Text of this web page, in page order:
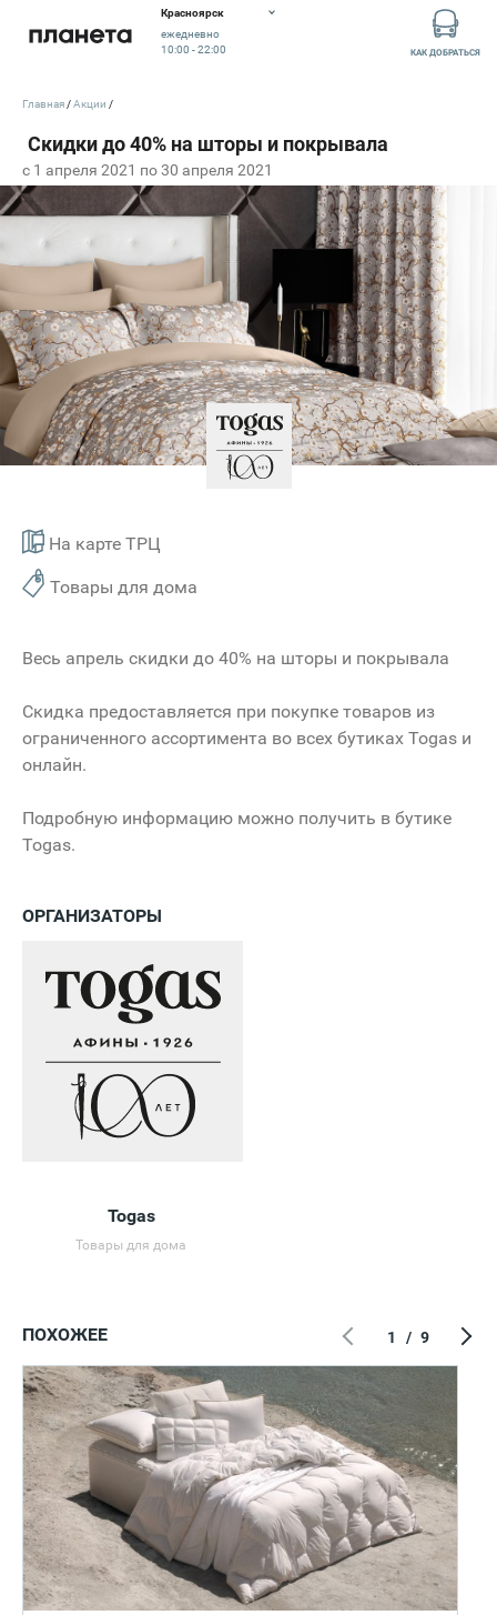
Красноярск
ежедневно
10:00 - 22:00
КАК ДОБРАТЬСЯ
c 1 апреля 2021 по 30 апреля 2021
На карте ТРЦ
Товары для дома
Главная Акции
Весь апрель скидки до 40% на шторы и покрывала
Скидка предоставляется при покупке товаров из
ограниченного ассортимента во всех бутиках Togas и
онлайн.
Подробную информацию можно получить в бутике
Togas.
ОРГАНИЗАТОРЫ
Togas
Товары для дома
ПОХОЖЕЕ 1 / 9